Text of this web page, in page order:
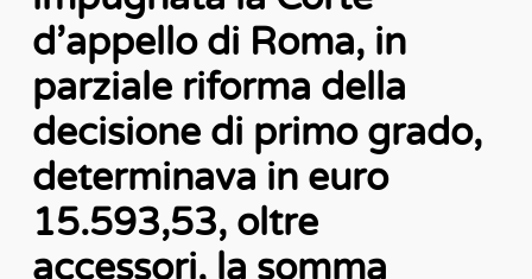
d’appello di Roma, in
parziale riforma della
decisione di primo grado,
determinava in euro
15.593,53, oltre
accessori, la somma